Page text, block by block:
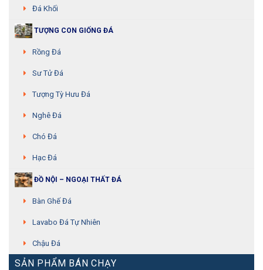
Đá Khối
TƯỢNG CON GIỐNG ĐÁ
Rồng Đá
Sư Tử Đá
Tượng Tỳ Hưu Đá
Nghê Đá
Chó Đá
Hạc Đá
ĐỒ NỘI – NGOẠI THẤT ĐÁ
Bàn Ghế Đá
Lavabo Đá Tự Nhiên
Chậu Đá
SẢN PHẨM BÁN CHẠY